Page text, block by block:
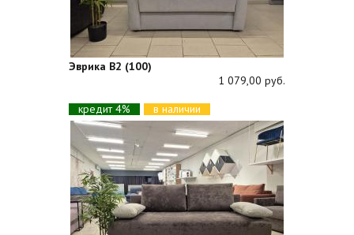
Эврика В2 (100)
1 079,00 руб.
кредит 4%
в наличии